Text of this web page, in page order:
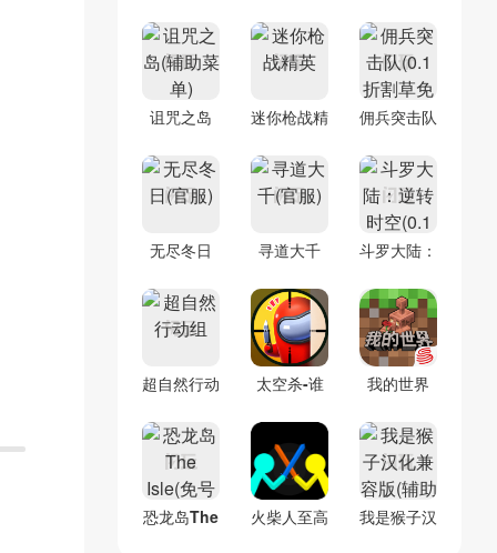
诅咒之岛
(辅助菜单)
迷你枪战精
佣兵突击队
(0.1折割草
免费版)
无尽冬日
寻道大千
(官服)
斗罗大陆：
逆转时空
(0.1折)
超自然行动
太空杀-谁
是内鬼
我的世界
恐龙岛The
火柴人至高
我是猴子汉